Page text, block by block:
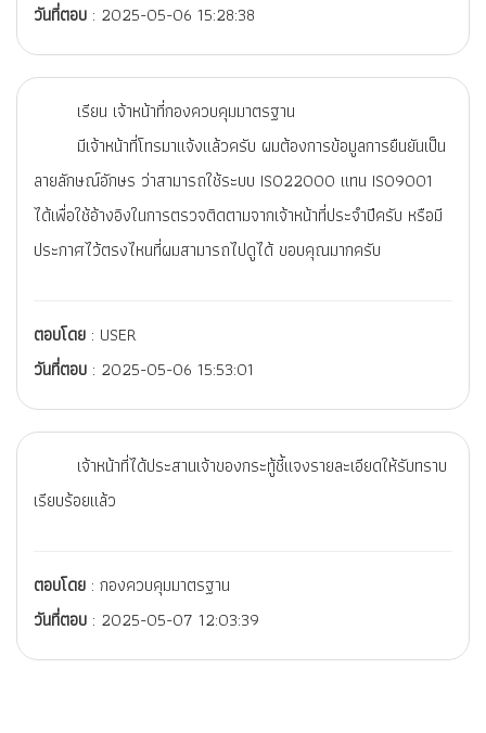
วันที่ตอบ : 2025-05-06 15:28:38
เรียน เจ้าหน้าที่กองควบคุมมาตรฐาน
มีเจ้าหน้าที่โทรมาแจ้งแล้วครับ ผมต้องการข้อมูลการยืนยันเป็น
ลายลักษณ์อักษร ว่าสามารถใช้ระบบ ISO22000 แทน ISO9001
ได้เพื่อใช้อ้างอิงในการตรวจติดตามจากเจ้าหน้าที่ประจำปีครับ หรือมี
ประกาศไว้ตรงไหนที่ผมสามารถไปดูได้ ขอบคุณมากครับ
ตอบโดย : USER
วันที่ตอบ : 2025-05-06 15:53:01
เจ้าหน้าที่ได้ประสานเจ้าของกระทู้ชี้แจงรายละเอียดให้รับทราบ
เรียบร้อยแล้ว
ตอบโดย : กองควบคุมมาตรฐาน
วันที่ตอบ : 2025-05-07 12:03:39